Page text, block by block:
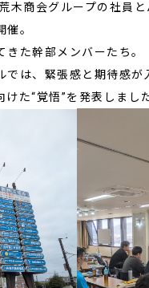
木商会グループの社員と
催。
た幹部メンバーたち。
では、緊張感と期待感が
た“覚悟”を発表しまし